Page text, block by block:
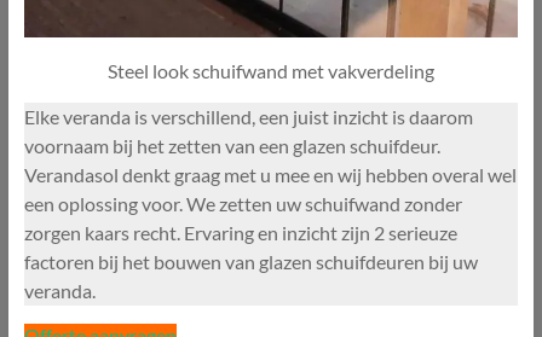
Steel look schuifwand met vakverdeling
Elke veranda is verschillend, een juist inzicht is daarom
voornaam bij het zetten van een glazen schuifdeur.
Verandasol denkt graag met u mee en wij hebben overal wel
een oplossing voor. We zetten uw schuifwand zonder
zorgen kaars recht. Ervaring en inzicht zijn 2 serieuze
factoren bij het bouwen van glazen schuifdeuren bij uw
veranda.